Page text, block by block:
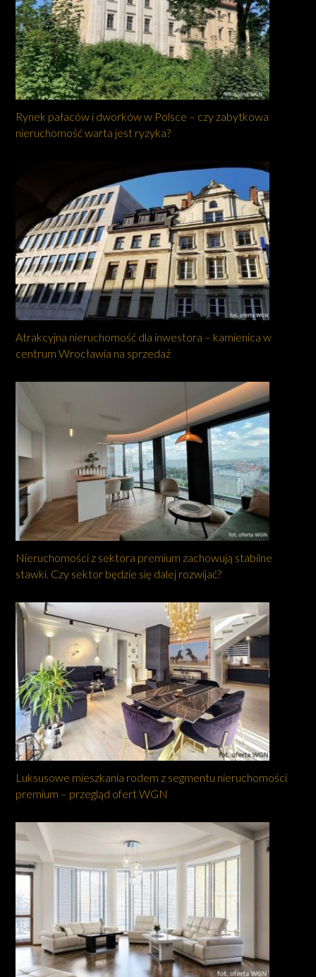
Rynek pałaców i dworków w Polsce – czy zabytkowa
nieruchomość warta jest ryzyka?
Atrakcyjna nieruchomość dla inwestora – kamienica w
centrum Wrocławia na sprzedaż
Nieruchomości z sektora premium zachowują stabilne
stawki. Czy sektor będzie się dalej rozwijać?
Luksusowe mieszkania rodem z segmentu nieruchomości
premium – przegląd ofert WGN